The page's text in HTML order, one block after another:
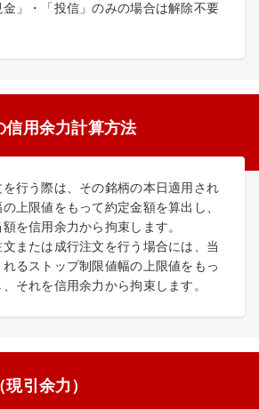
」・「投信」のみの場合は解除不要
信用余力計算方法
行う際は、その銘柄の本日適用され
上限値をもって約定金額を算出し、
を信用余力から拘束します。
または成行注文を行う場合には、当
るストップ制限値幅の上限値をもっ
それを信用余力から拘束します。
引余力）